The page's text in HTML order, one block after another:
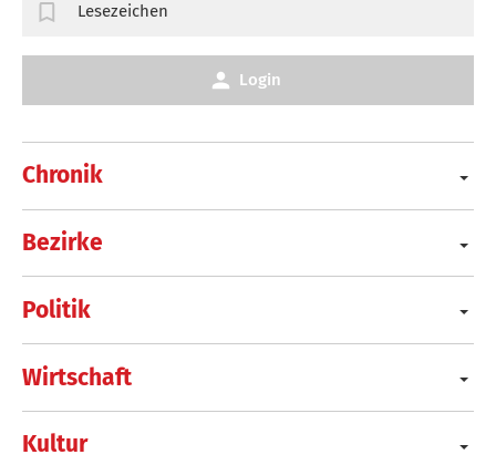
Chronik
Bezirke
Politik
Wirtschaft
Kultur
Lesezeichen
Login